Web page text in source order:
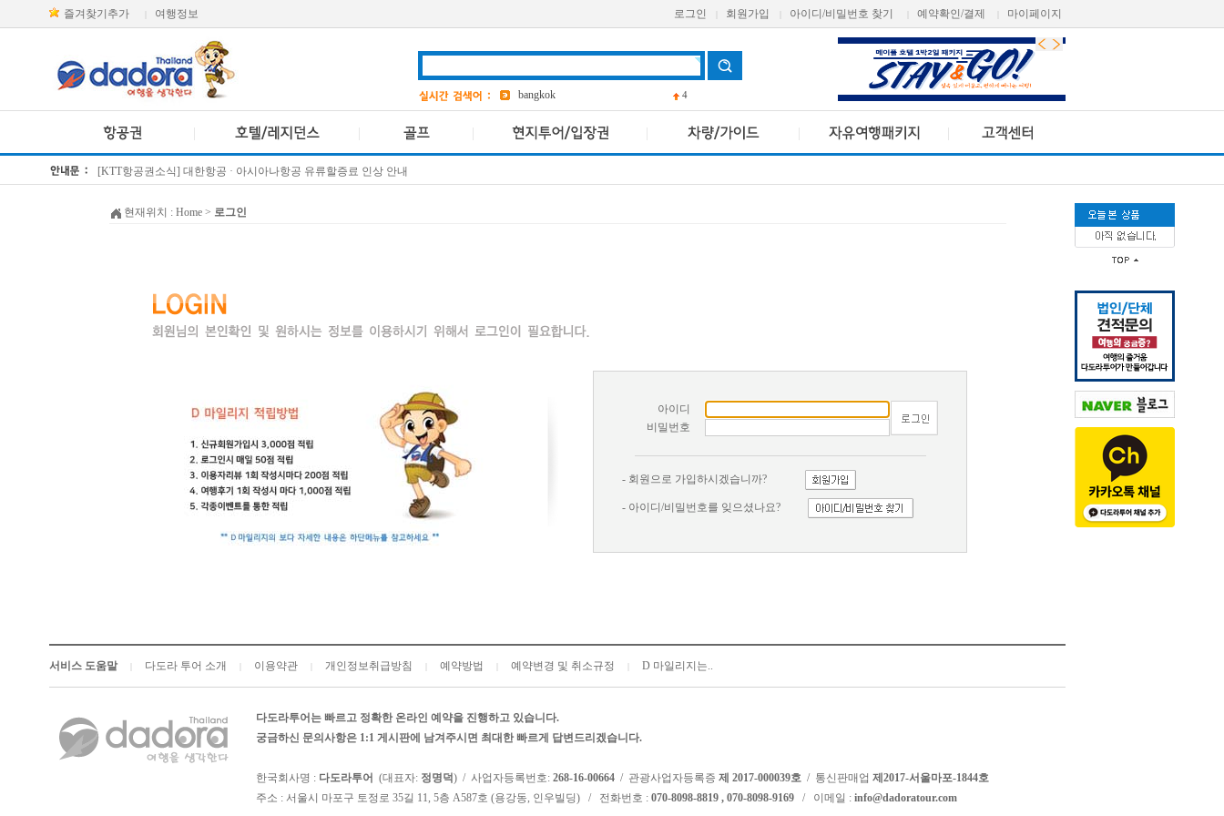
즐겨찾기추가 여행정보 로그인 회원가입 아이디/비밀번호 찾기 예약확인/결제 마이페이지
bangkok
Pcr
avani
앳 마인드
4
[KTT항공권소식] 대한항공 · 아시아나항공 유류할증료 인상 안내
현재위치 : Home> 로그인
아이디
비밀번호
- 회원으로 가입하시겠습니까?
- 아이디/비밀번호를 잊으셨나요?
서비스 도움말 다도라 투어 소개 이용약관 개인정보취급방침 예약방법 예약변경 및 취소규정 D 마일리지는..
다도라투어는 빠르고 정확한 온라인 예약을 진행하고 있습니다.
궁금하신 문의사항은 1:1 게시판에 남겨주시면 최대한 빠르게 답변드리겠습니다.
한국회사명 : 다도라투어 (대표자: 정명덕) / 사업자등록번호: 268-16-00664 / 관광사업자등록증 제 2017-000039호 / 통신판매업 제2017-서울마포-1844호
주소 : 서울시 마포구 토정로 35길 11, 5층 A587호 (용강동, 인우빌딩) / 전화번호 : 070-8098-8819 , 070-8098-9169 / 이메일 : info@dadoratour.com